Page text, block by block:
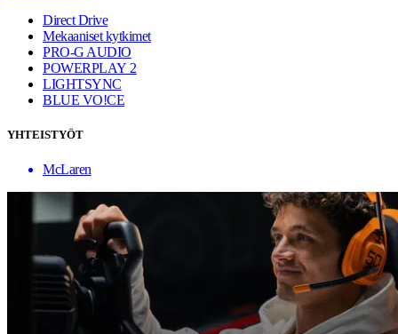
Direct Drive
Mekaaniset kytkimet
PRO-G AUDIO
POWERPLAY 2
LIGHTSYNC
BLUE VO!CE
YHTEISTYÖT
McLaren